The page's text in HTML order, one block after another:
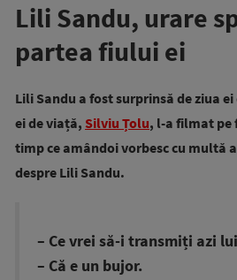
Lili Sandu, urare
partea fiului ei
Lili Sandu a fost surprinsă de ziua
ei de viață, Silviu Țolu, l-a filmat pe
timp ce amândoi vorbesc cu multă
despre Lili Sandu.
– Ce vrei să-i transmiți azi
– Că e un bujor.